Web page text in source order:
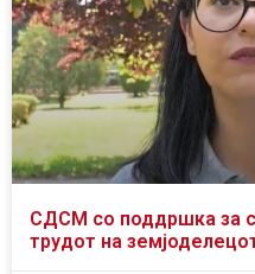
СДСМ со поддршка за
трудот на